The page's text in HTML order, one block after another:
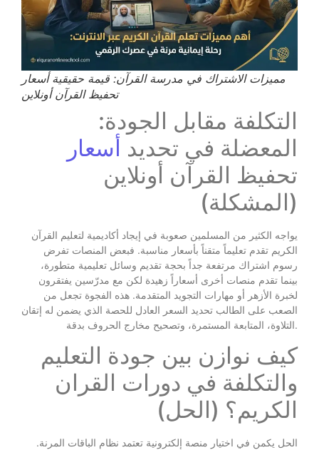
مميزات الاشتراك في مدرسة القرآن: قيمة حقيقية أسعار
تحفيظ القرآن أونلاين
التكلفة مقابل الجودة:
المعضلة في تحديد أسعار
تحفيظ القرآن أونلاين
(المشكلة)
يواجه الكثير من المسلمين صعوبة في إيجاد أكاديمية لتعليم القرآن
الكريم تقدم تعليماً متقناً بأسعار مناسبة. فبعض المنصات تفرض
رسوم اشتراك مرتفعة جداً بحجة تقديم وسائل تعليمية متطورة،
بينما تقدم منصات أخرى أسعاراً زهيدة لكن مع مدرّسين يفتقرون
لخبرة الأزهر أو مهارات التجويد المتقدمة. هذه الفجوة تجعل من
الصعب على الطالب تحديد السعر العادل للحصة الذي يضمن له إتقان
التلاوة، المتابعة المستمرة، وتصحيح مخارج الحروف بدقة.
كيف نوازن بين جودة التعليم
والتكلفة في دورات القران
الكريم؟ (الحل)
الحل يكمن في اختيار منصة إلكترونية تعتمد نظام الباقات المرنة.